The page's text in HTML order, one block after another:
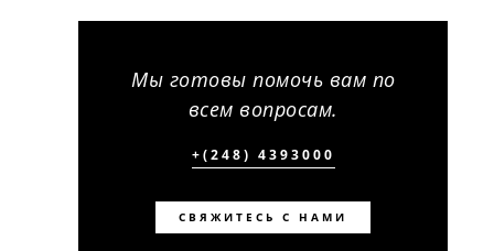
Мы готовы помочь вам по
всем вопросам.
+(248) 4393000
СВЯЖИТЕСЬ С НАМИ